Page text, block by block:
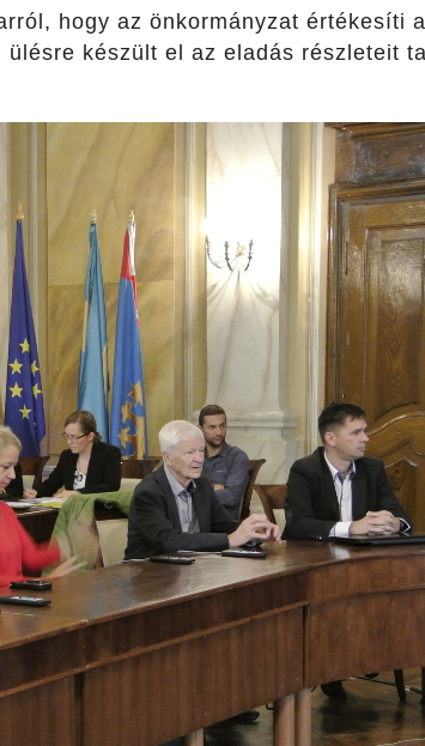
hogy az önkormányzat értékesíti
készült el az eladás részleteit